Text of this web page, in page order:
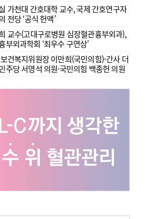
가천대 간호대학 교수, 국제 간호연구자
전당 ‘공식 헌액’
교수(고대구로병원 심장혈관흉부외과),
부외과학회 ‘최우수 구연상’
건복지위원장 이만희(국민의힘)-간사 더
주당 서영석 의원·국민의힘 백종헌 의원